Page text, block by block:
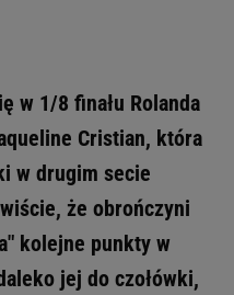
w 1/8 finału Rolanda
Cristian, która
w drugim secie
że obrończyni
kolejne punkty w
jej do czołówki,